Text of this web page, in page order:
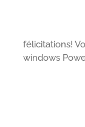
félicitations!
windows